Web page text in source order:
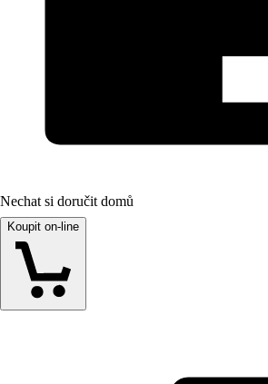
Nechat si doručit domů
Koupit on-line